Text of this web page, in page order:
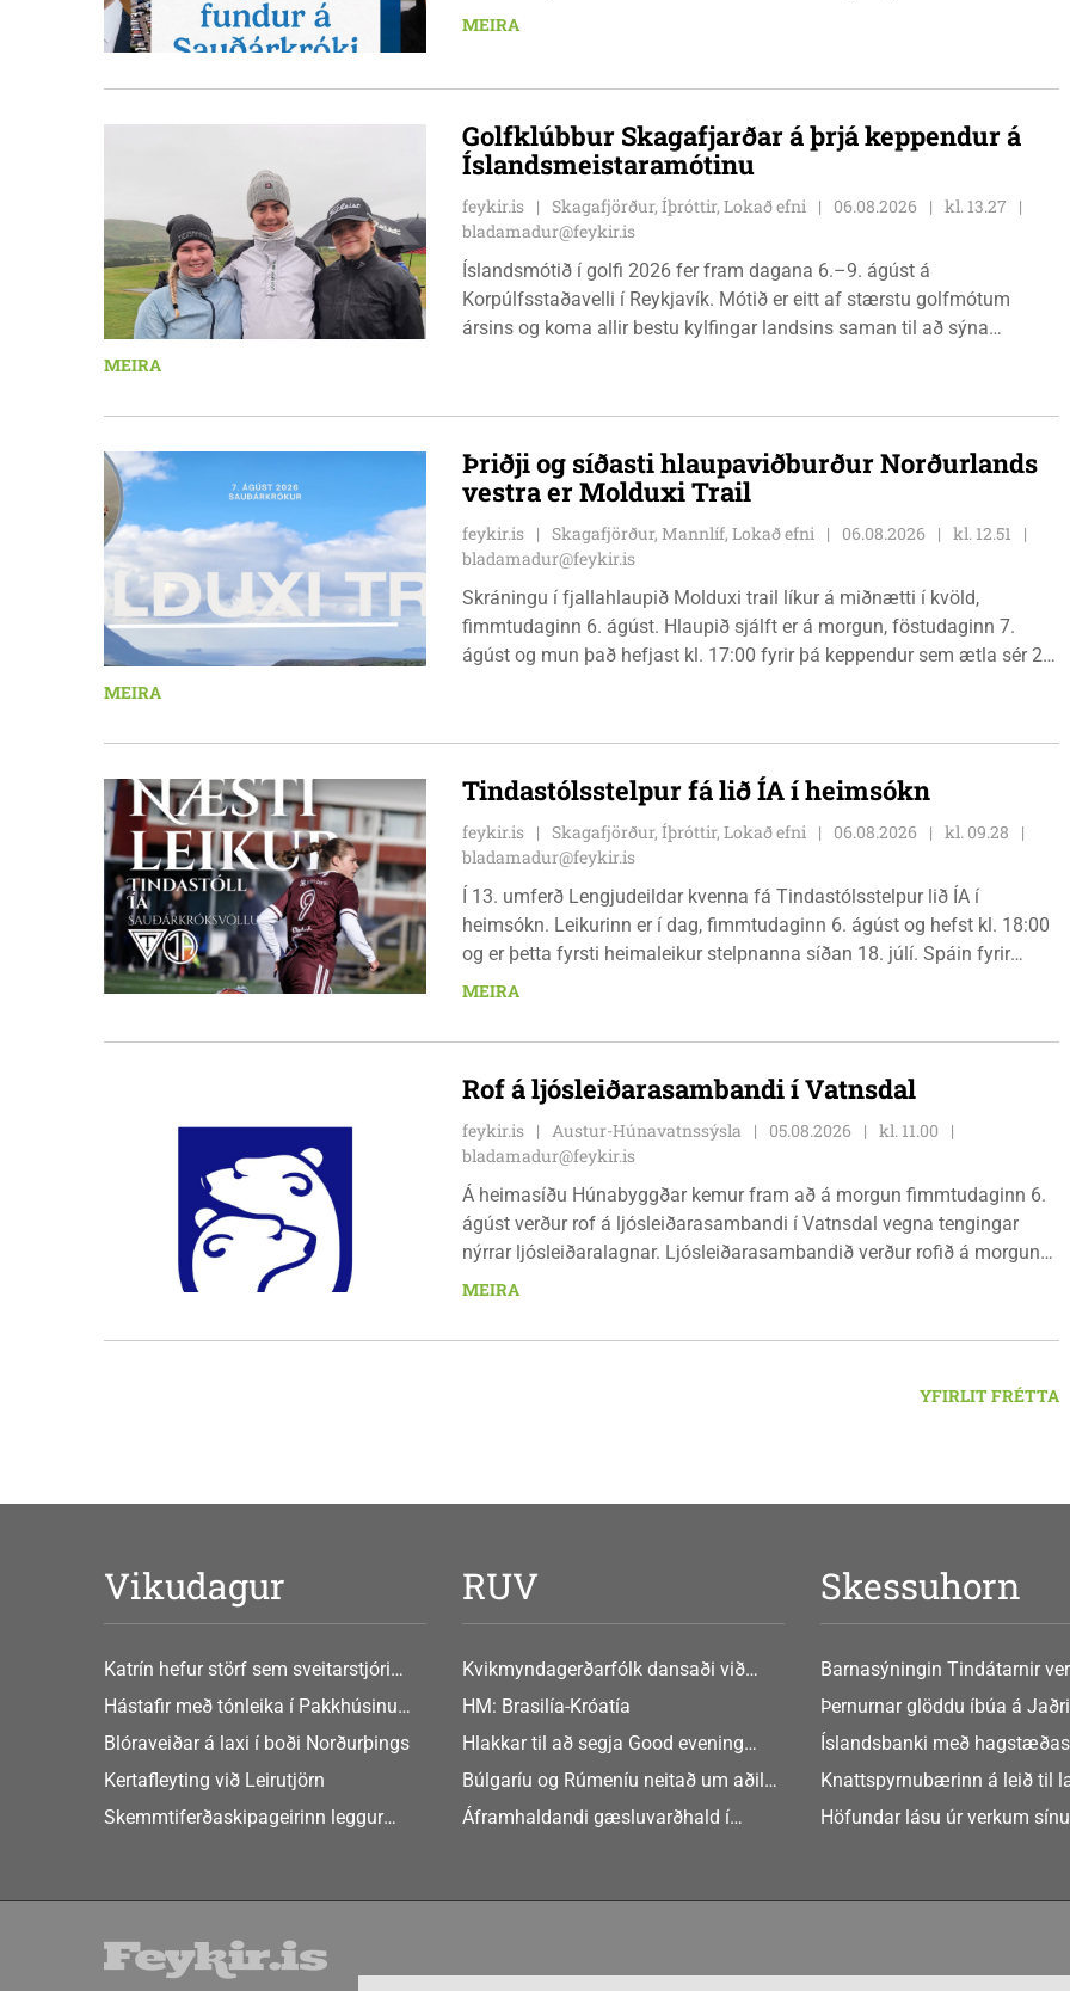
laugardaginn 8. ágúst kl. 17:30. Fundurinn er öllum opinn en skráning
MEIRA
Golfklúbbur Skagafjarðar á þrjá keppendur á
Íslandsmeistaramótinu
feykir.is Skagafjörður, Íþróttir, Lokað efni 06.08.2026
kl. 13.27
bladamadur@feykir.is
Íslandsmótið í golfi 2026 fer fram dagana 6.–9. ágúst á
Korpúlfsstaðavelli í Reykjavík. Mótið er eitt af stærstu golfmótum
ársins og koma allir bestu kylfingar landsins saman til að sýna
nýkrýndur klúbbmeistari GSS, og Unu Karen Guðmundsdóttur.
MEIRA
Þriðji og síðasti hlaupaviðburður Norðurlands
vestra er Molduxi Trail
feykir.is Skagafjörður, Mannlíf, Lokað efni 06.08.2026
kl. 12.51
bladamadur@feykir.is
Skráningu í fjallahlaupið Molduxi trail líkur á miðnætti í kvöld,
fimmtudaginn 6. ágúst. Hlaupið sjálft er á morgun, föstudaginn 7.
ágúst og mun það hefjast kl. 17:00 fyrir þá keppendur sem ætla sér 20
bæjarbúar og aðrir gestir eru hvött til þess að kíkja við og styðja
MEIRA
Tindastólsstelpur fá lið ÍA í heimsókn
feykir.is Skagafjörður, Íþróttir, Lokað efni 06.08.2026
kl. 09.28
bladamadur@feykir.is
Í 13. umferð Lengjudeildar kvenna fá Tindastólsstelpur lið ÍA í
heimsókn. Leikurinn er í dag, fimmtudaginn 6. ágúst og hefst kl. 18:00
og er þetta fyrsti heimaleikur stelpnanna síðan 18. júlí. Spáin fyrir
leikinn er fín, lítil háttar rigning og tíu gráðu hiti, þannig að það er um
MEIRA
Rof á ljósleiðarasambandi í Vatnsdal
feykir.is Austur-Húnavatnssýsla 05.08.2026
kl. 11.00
bladamadur@feykir.is
Á heimasíðu Húnabyggðar kemur fram að á morgun fimmtudaginn 6.
ágúst verður rof á ljósleiðarasambandi í Vatnsdal vegna tengingar
nýrrar ljósleiðaralagnar. Ljósleiðarasambandið verður rofið á morgun
fimmtudag klukkan 9:00 í vestanverðum Vatnsdal.
MEIRA
YFIRLIT FRÉTTA
Vikudagur
Katrín hefur störf sem sveitarstjóri
Þingeyjarsveitar
Hástafir með tónleika í Pakkhúsinu
Hafnarstræti 19
Blóraveiðar á laxi í boði Norðurþings
Kertafleyting við Leirutjörn
Skemmtiferðaskipageirinn leggur
RUV
Kvikmyndagerðarfólk dansaði við
GusGus
HM: Brasilía-Króatía
Hlakkar til að segja Good evening
Europe
Búlgaríu og Rúmeníu neitað um aðild
að Schengen
Áframhaldandi gæsluvarðhald í
Skessuhorn
Barnasýningin Tindátarnir
Bókasafni Akraness í dag ?
eftir Soffíu Björg
Þernurnar glöddu íbúa á Jaðri
Íslandsbanki með
tilboðið
Knattspyrnubærinn á leið til
Höfundar lásu úr verkum